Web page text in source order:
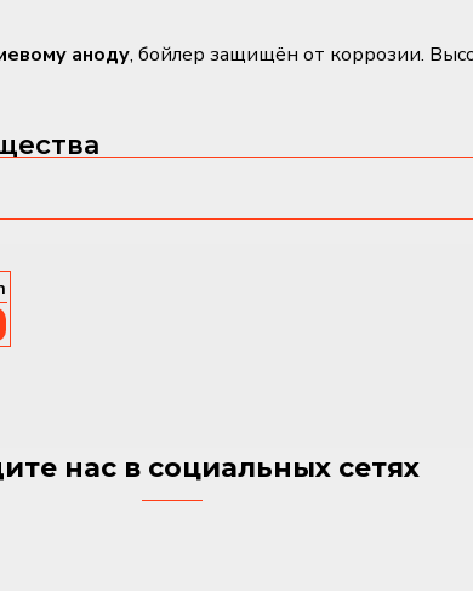
аноду, бойлер защищён от коррозии.
нас в социальных сетях